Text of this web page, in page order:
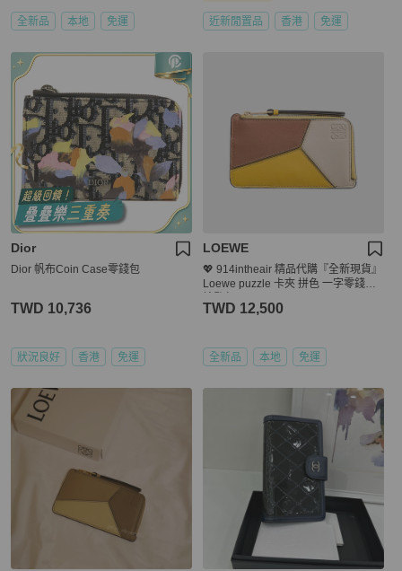
全新品 本地 免運 近新閒置品 香港 免運
Dior
Dior 帆布Coin Case零錢包
TWD 10,736
狀況良好 香港 免運
LOEWE
💖 914intheair 精品代購『全新現貨』
Loewe puzzle 卡夾 拼色 一字零錢包
TWD 12,500
全新品 本地 免運